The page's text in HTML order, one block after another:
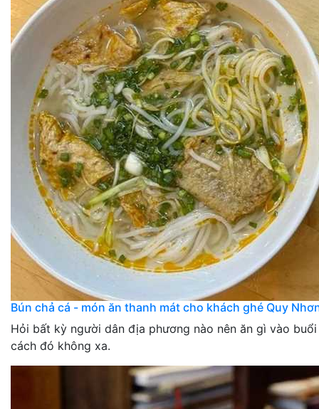
Bún chả cá - món ăn thanh mát cho khách ghé Quy
Hỏi bất kỳ người dân địa phương nào nên ăn gì vào
cách đó không xa.